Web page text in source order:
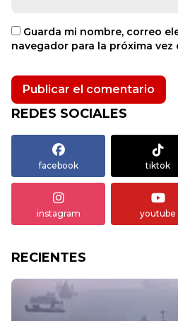
Guarda mi nombre, correo
navegador para la próxima vez
REDES SOCIALES
facebook tiktok
instagram youtube
RECIENTES